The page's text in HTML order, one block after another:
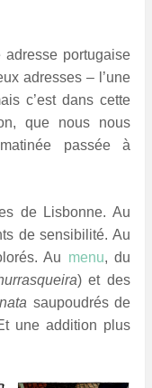
portugaise
adresses – l’une
c’est dans cette
que nous nous
passée à
de Lisbonne. Au
de sensibilité. Au
Au menu, du
) et des
saupoudrés de
une addition plus